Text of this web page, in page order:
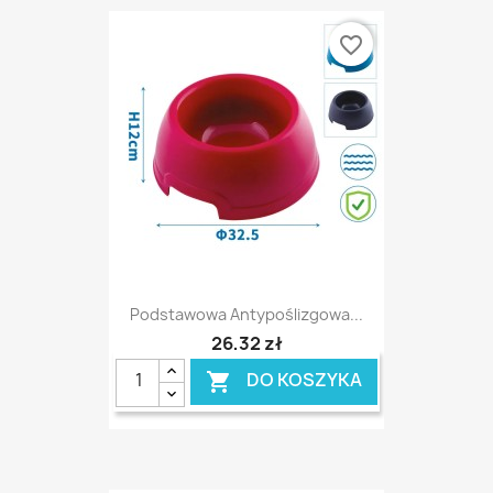
Podstawowa Antypoślizgowa...
26,32 zł
 DO KOSZYKA
favorite_border